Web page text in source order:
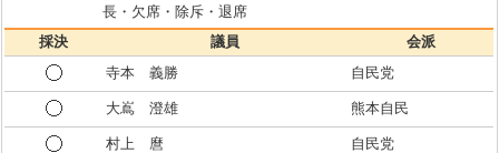
長・欠席・除斥・退席
採決 議員
会派
寺本 義勝
自民党
大嶌 澄雄 熊本自民
村上 麿 自民党